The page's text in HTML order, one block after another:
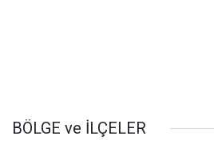
BÖLGE ve İLÇELER